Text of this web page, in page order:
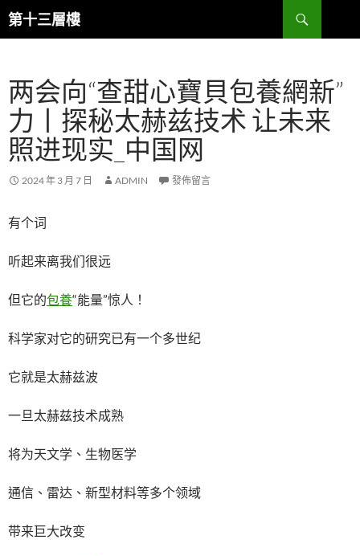
跳
至
內
容
第十三層樓
搜
尋
两会向“查甜心寶貝包養網新”
力丨探秘太赫兹技术 让未来
照进现实_中国网
2024 年 3 月 7 日 ADMIN 發佈留言
有个词
听起来离我们很远
但它的包養“能量”惊人！
科学家对它的研究已有一个多世纪
它就是太赫兹波
一旦太赫兹技术成熟
将为天文学、生物医学
通信、雷达、新型材料等多个领域
带来巨大改变